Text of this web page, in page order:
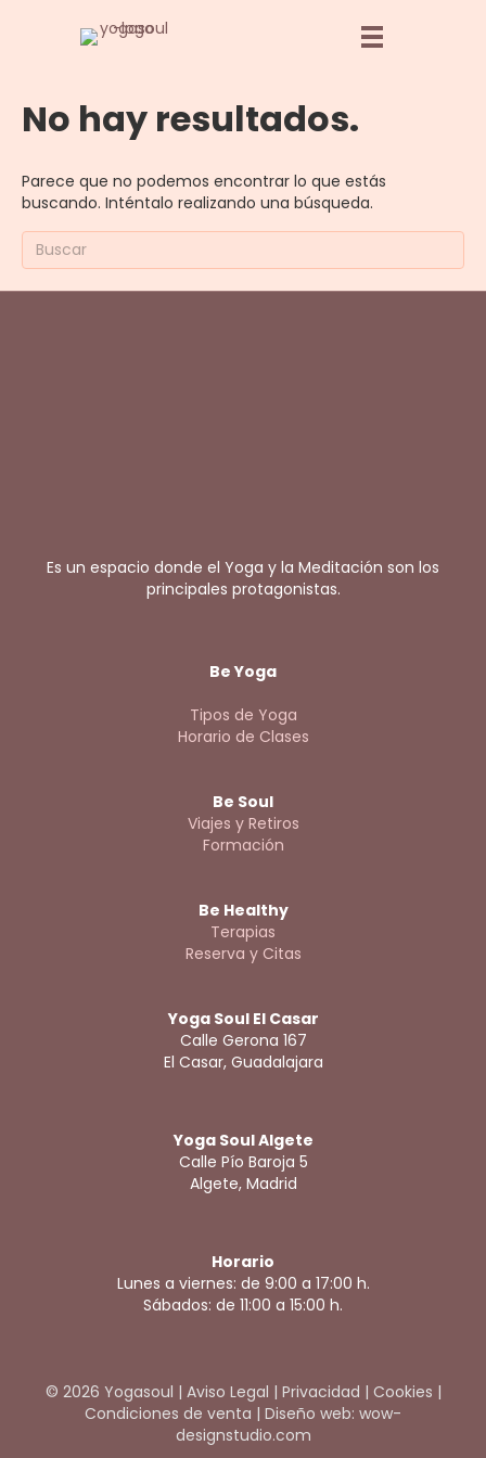
No hay resultados.
Parece que no podemos encontrar lo que estás
buscando. Inténtalo realizando una búsqueda.
Es un espacio donde el Yoga y la Meditación son los
principales protagonistas.
Be Yoga
Tipos de Yoga
Horario de Clases
Be Soul
Viajes y Retiros
Formación
Be Healthy
Terapias
Reserva y Citas
Yoga Soul El Casar
Calle Gerona 167
El Casar, Guadalajara
Yoga Soul Algete
Calle Pío Baroja 5
Algete, Madrid
Horario
Lunes a viernes: de 9:00 a 17:00 h.
Sábados: de 11:00 a 15:00 h.
© 2026 Yogasoul | Aviso Legal | Privacidad | Cookies |
Condiciones de venta | Diseño web: wow-
designstudio.com